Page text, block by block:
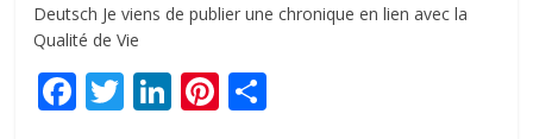
Deutsch Je viens de publier une chronique en lien avec la
Qualité de Vie
F T Li Pi